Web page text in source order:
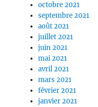
octobre 2021
septembre 2021
août 2021
juillet 2021
juin 2021
mai 2021
avril 2021
mars 2021
février 2021
janvier 2021